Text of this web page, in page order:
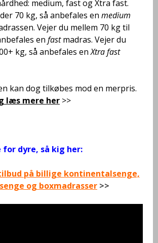
medium, fast og Xtra fast.
70 kg, så anbefales en medium
Vejer du mellem 70 kg til
en fastmadras. Vejer du
kg, så anbefales enXtra fast
kan dog tilkøbes mod en merpris.
læs mere her >>
for dyre, så kig her:
på billige kontinentalsenge,
og boxmadrasser >>